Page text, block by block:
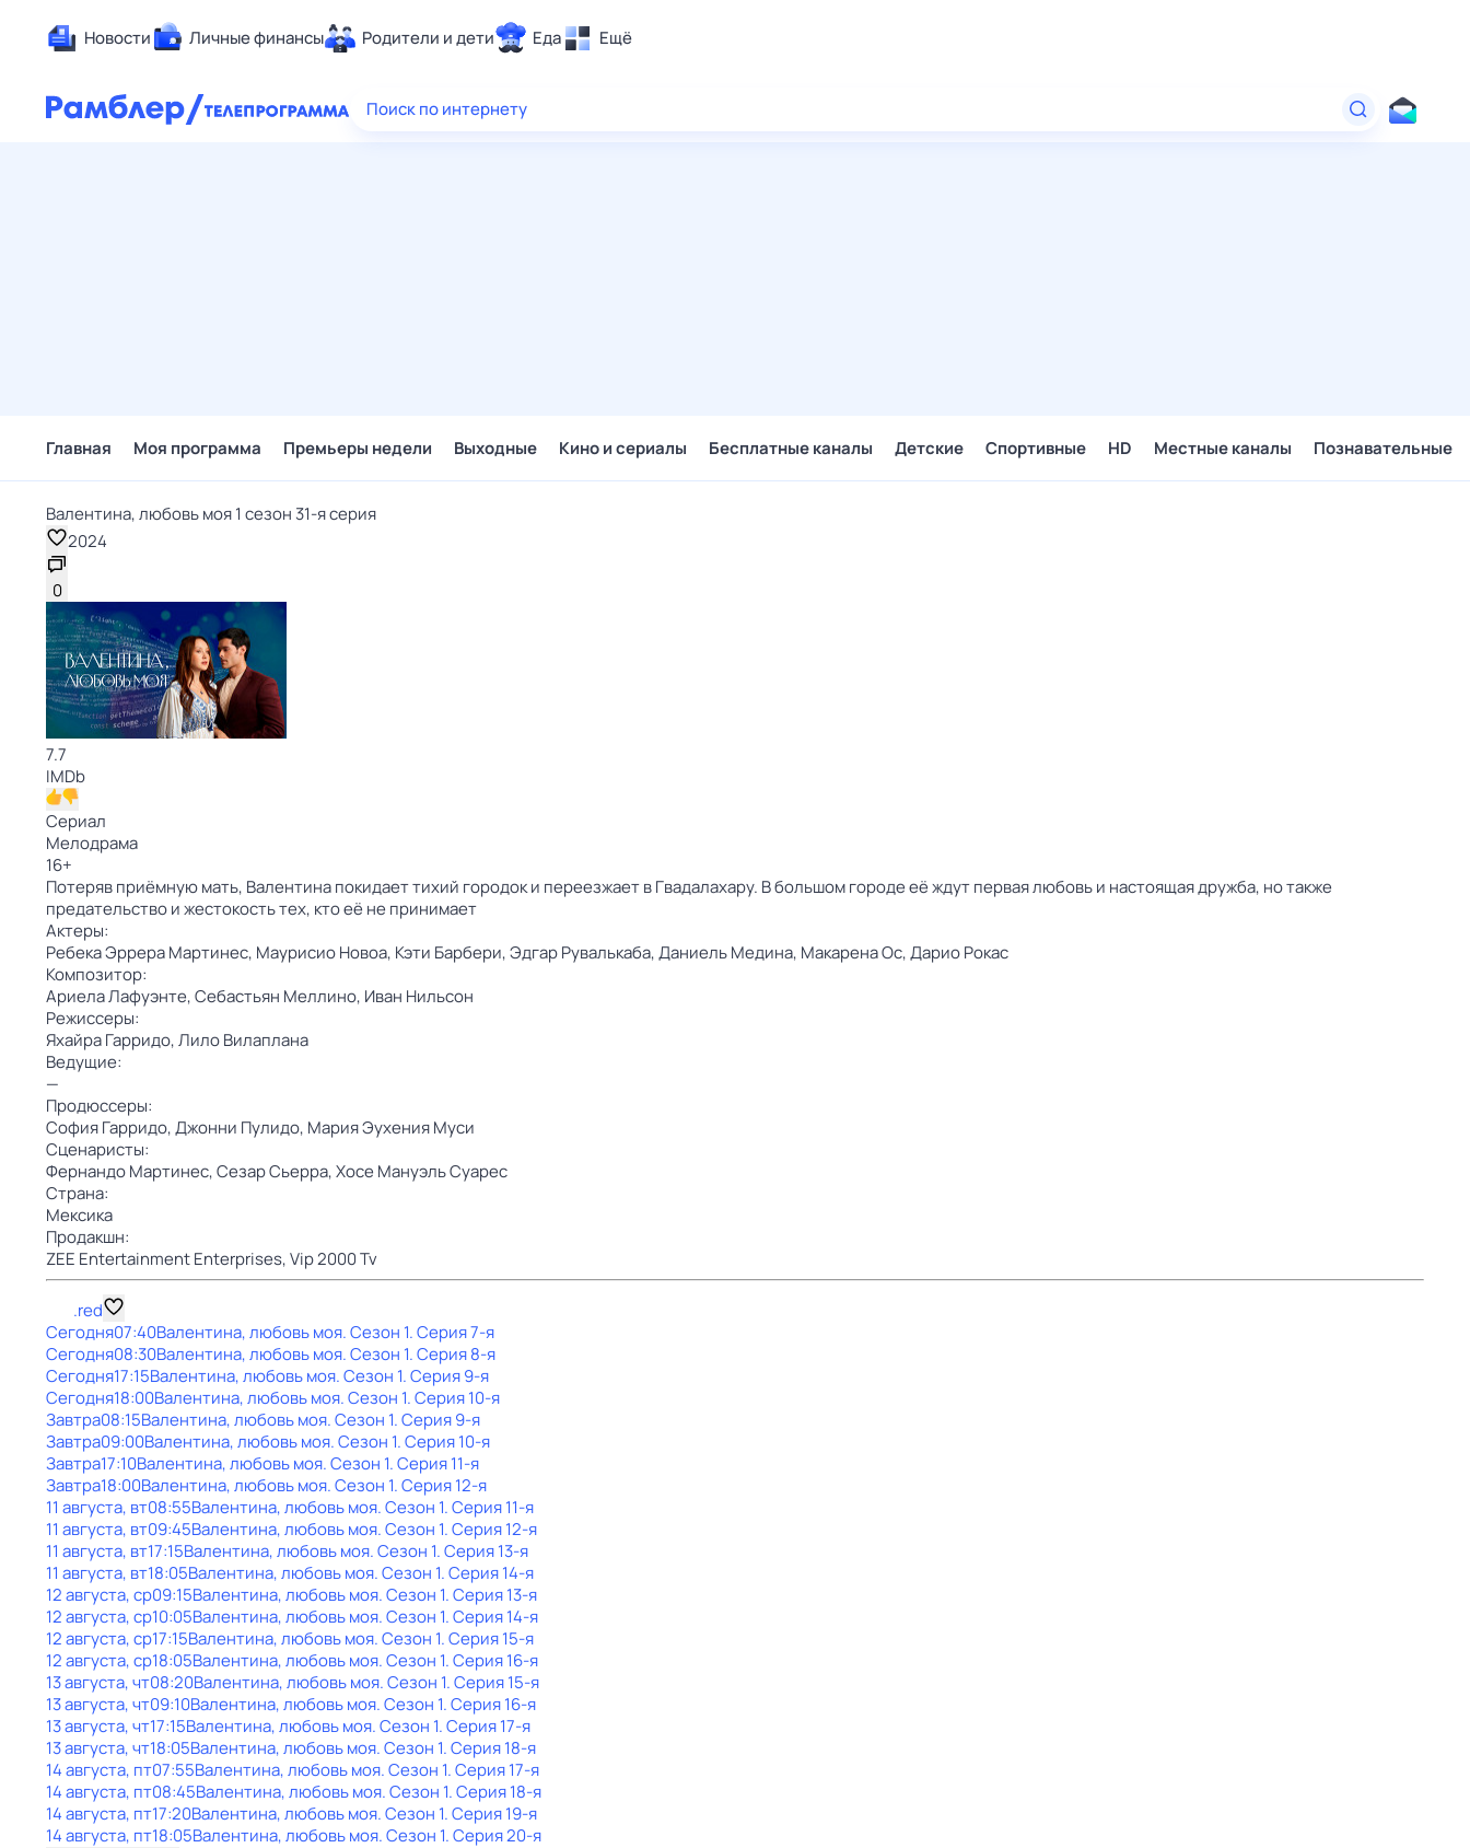
Новости Личные финансы Родители и дети Еда Ещё
Здоровье
Поиск по интернету
Главная Моя программа Премьеры недели Выходные Кино и сериалы Бесплатные каналы Детские Спортивные HD Местные каналы Познавательные
Валентина, любовь моя 1 сезон 31-я серия
2024
0
7.7
IMDb
Сериал
Мелодрама
16+
Потеряв приёмную мать, Валентина покидает тихий городок и переезжает в Гвадалахару. В большом городе её ждут первая любовь и настоящая дружба, но также
предательство и жестокость тех, кто её не принимает
Актеры:
Ребека Эррера Мартинес, Маурисио Новоа, Кэти Барбери,Эдгар Рувалькаба,Даниель Медина, Макарена Ос,Дарио Рокас
Композитор:
Ариела Лафуэнте,Себастьян Меллино, Иван Нильсон
Режиссеры:
Яхайра Гарридо,Лило Вилаплана
Ведущие:
—
Продюссеры:
София Гарридо,Джонни Пулидо, Мария Эухения Муси
Сценаристы:
Фернандо Мартинес,Сезар Сьерра,Хосе Мануэль Суарес
Страна:
Мексика
Продакшн:
ZEE Entertainment Enterprises,Vip 2000 Tv
.red
Сегодня07:40Валентина, любовь моя. Сезон 1. Серия 7-я
Сегодня08:30Валентина, любовь моя. Сезон 1. Серия 8-я
Сегодня17:15Валентина, любовь моя. Сезон 1. Серия 9-я
Сегодня18:00Валентина, любовь моя. Сезон 1. Серия 10-я
Завтра08:15Валентина, любовь моя. Сезон 1. Серия 9-я
Завтра09:00Валентина, любовь моя. Сезон 1. Серия 10-я
Завтра17:10Валентина, любовь моя. Сезон 1. Серия 11-я
Завтра18:00Валентина, любовь моя. Сезон 1. Серия 12-я
11 августа, вт08:55Валентина, любовь моя. Сезон 1. Серия 11-я
11 августа, вт09:45Валентина, любовь моя. Сезон 1. Серия 12-я
11 августа, вт17:15Валентина, любовь моя. Сезон 1. Серия 13-я
11 августа, вт18:05Валентина, любовь моя. Сезон 1. Серия 14-я
12 августа, ср09:15Валентина, любовь моя. Сезон 1. Серия 13-я
12 августа, ср10:05Валентина, любовь моя. Сезон 1. Серия 14-я
12 августа, ср17:15Валентина, любовь моя. Сезон 1. Серия 15-я
12 августа, ср18:05Валентина, любовь моя. Сезон 1. Серия 16-я
13 августа, чт08:20Валентина, любовь моя. Сезон 1. Серия 15-я
13 августа, чт09:10Валентина, любовь моя. Сезон 1. Серия 16-я
13 августа, чт17:15Валентина, любовь моя. Сезон 1. Серия 17-я
13 августа, чт18:05Валентина, любовь моя. Сезон 1. Серия 18-я
14 августа, пт07:55Валентина, любовь моя. Сезон 1. Серия 17-я
14 августа, пт08:45Валентина, любовь моя. Сезон 1. Серия 18-я
14 августа, пт17:20Валентина, любовь моя. Сезон 1. Серия 19-я
14 августа, пт18:05Валентина, любовь моя. Сезон 1. Серия 20-я